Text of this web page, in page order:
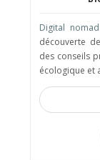
Digital
découverte
des conseils
écologique et